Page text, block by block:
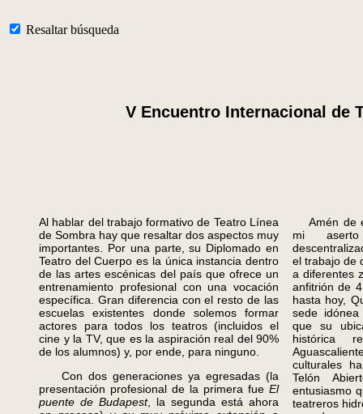
Resaltar búsqueda
V Encuentro Internacional de
Al hablar del trabajo formativo de Teatro Línea
de Sombra hay que resaltar dos aspectos muy
importantes. Por una parte, su Diplomado en
Teatro del Cuerpo es la única instancia dentro
de las artes escénicas del país que ofrece un
entrenamiento profesional con una vocación
específica. Gran diferencia con el resto de las
escuelas existentes donde solemos formar
actores para todos los teatros (incluidos el
cine y la TV, que es la aspiración real del 90%
de los alumnos) y, por ende, para ninguno.
Con dos generaciones ya egresadas (la
presentación profesional de la primera fue El
puente de Budapest, la segunda está ahora
Amén de
mi
el trabajo de
a diferentes
anfitrión de
hasta hoy,
sede
que su
histórica
culturales
Telón
entusiasmo
teatreros